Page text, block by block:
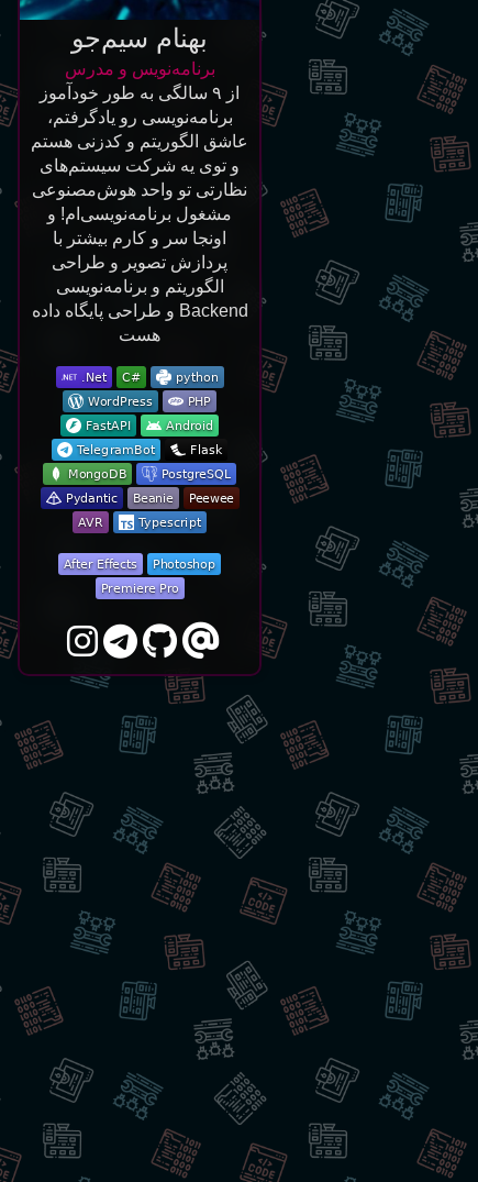
بهنام سیم‌جو
برنامه‌نویس و مدرس
از ۹ سالگی به طور خود‌آموز
برنامه‌نویسی رو یادگرفتم،
عاشق الگوریتم و کدزنی هستم
و توی یه شرکت سیستم‌های
نظارتی تو واحد هوش‌مصنوعی
مشغول برنامه‌نویسی‌ام! و
اونجا سر و کارم بیشتر با
پردازش تصویر و طراحی
الگوریتم و برنامه‌نویسی
Backend و طراحی پایگاه داده
هست